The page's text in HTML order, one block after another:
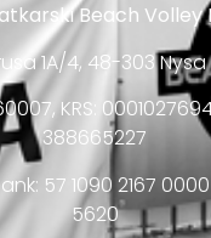
Beach Volley
1A/4, 48-303 Nysa
KRS:
388665227
57 1090 2167
5620